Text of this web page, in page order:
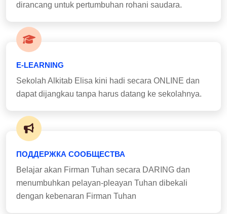
dirancang untuk pertumbuhan rohani saudara.
E-LEARNING
Sekolah Alkitab Elisa kini hadi secara ONLINE dan
dapat dijangkau tanpa harus datang ke sekolahnya.
ПОДДЕРЖКА СООБЩЕСТВА
Belajar akan Firman Tuhan secara DARING dan
menumbuhkan pelayan-pleayan Tuhan dibekali
dengan kebenaran Firman Tuhan